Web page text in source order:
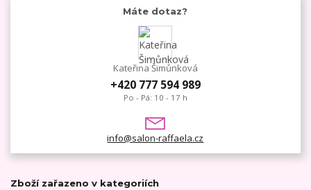
Máte dotaz?
Kateřina Šimůnková
+420 777 594 989
Po - Pá: 10 - 17 h
info@salon-raffaela.cz
Zboží zařazeno v kategoriích